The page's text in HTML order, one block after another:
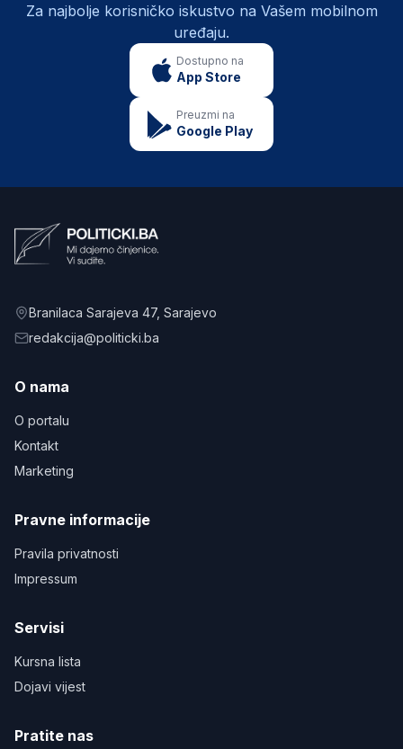
Za najbolje korisničko iskustvo na Vašem mobilnom
uređaju.
Dostupno na
App Store
Preuzmi na
Google Play
Branilaca Sarajeva 47, Sarajevo
redakcija@politicki.ba
O nama
O portalu
Kontakt
Marketing
Pravne informacije
Pravila privatnosti
Impressum
Servisi
Kursna lista
Dojavi vijest
Pratite nas